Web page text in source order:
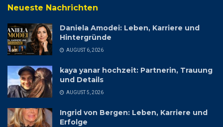
Neueste Nachrichten
Daniela Amodei: Leben, Karriere und
Hintergründe
AUGUST 6, 2026
kaya yanar hochzeit: Partnerin, Trauung
und Details
AUGUST 5, 2026
Ingrid von Bergen: Leben, Karriere und
Erfolge